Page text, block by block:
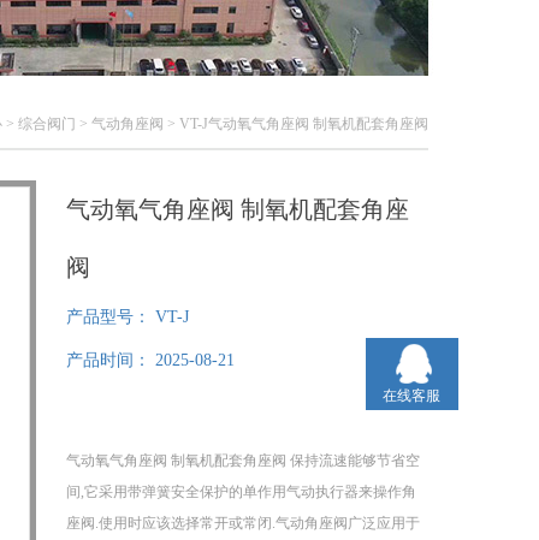
> 综合阀门 > 气动角座阀 > VT-J气动氧气角座阀 制氧机配套角座阀
气动氧气角座阀 制氧机配套角座
阀
产品型号： VT-J
产品时间： 2025-08-21
气动氧气角座阀 制氧机配套角座阀 保持流速能够节省空
间,它采用带弹簧安全保护的单作用气动执行器来操作角
座阀.使用时应该选择常开或常闭.气动角座阀广泛应用于
在线客服